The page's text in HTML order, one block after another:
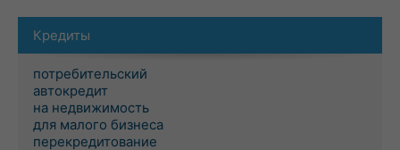
Кредиты
потребительский
автокредит
на недвижимость
для малого бизнеса
перекредитование